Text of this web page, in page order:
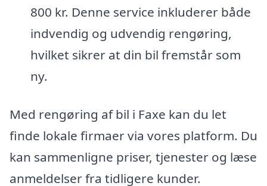
800 kr. Denne service inkluderer både
indvendig og udvendig rengøring,
hvilket sikrer at din bil fremstår som
ny.
Med rengøring af bil i Faxe kan du let
finde lokale firmaer via vores platform. Du
kan sammenligne priser, tjenester og læse
anmeldelser fra tidligere kunder.